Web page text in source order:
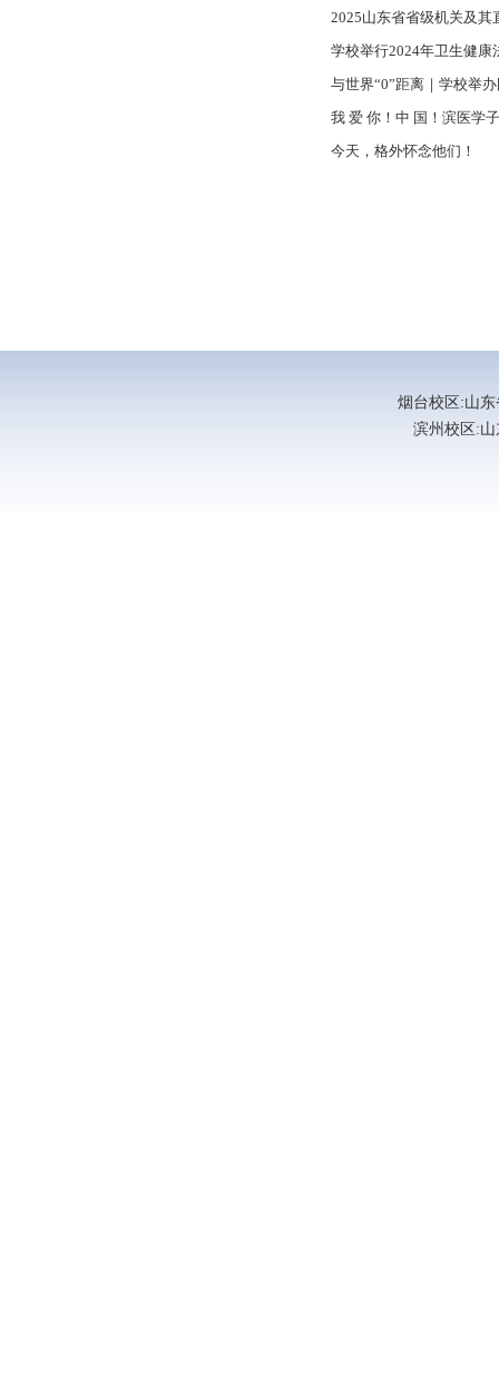
2025山东省省级机关及
学校举行2024年卫生健康
与世界“0”距离｜学校举
我 爱 你！中 国！滨医
今天，格外怀念他们！
烟台校区:山东
滨州校区:山